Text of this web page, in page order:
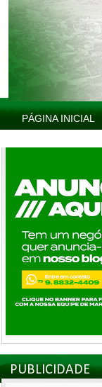
PÁGINA INICIAL
PUBLICIDADE